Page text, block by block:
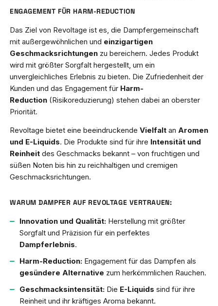
NGAGEMENT FÜR HARM-REDUCTION
Das Ziel von Revoltage ist es, die Dampfergemeinschaft
mit außergewöhnlichen und einzigartigen
Geschmacksrichtungen zu bereichern. Jedes Produkt
wird mit größter Sorgfalt hergestellt, um ein
unvergleichliches Erlebnis zu bieten. Die Zufriedenheit der
Kunden und das Engagement für Harm-
Reduction (Risikoreduzierung) stehen dabei an oberster
Priorität.
Revoltage bietet eine beeindruckende Vielfalt an Aromen
und E-Liquids. Die Produkte sind für ihre Intensität und
Reinheit des Geschmacks bekannt – von fruchtigen und
süßen Noten bis hin zu reichhaltigen und cremigen
Geschmacksrichtungen.
WARUM DAMPFER AUF REVOLTAGE VERTRAUEN:
Innovation und Qualität: Herstellung mit größter
Sorgfalt und Präzision für ein perfektes
Dampferlebnis.
Harm-Reduction: Engagement für das Dampfen als
gesündere Alternative zum herkömmlichen Rauchen.
Geschmacksintensität: Die E-Liquids sind für ihre
Reinheit und ihr kräftiges Aroma bekannt.